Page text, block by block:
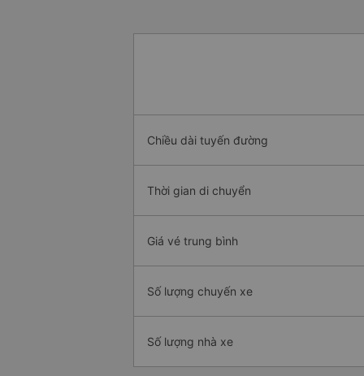
Chiều dài tuyến đường
Thời gian di chuyển
Giá vé trung bình
Số lượng chuyến xe
Số lượng nhà xe